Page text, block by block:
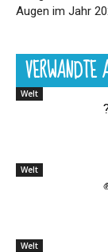
Augen im Jahr
Welt
Welt
Welt